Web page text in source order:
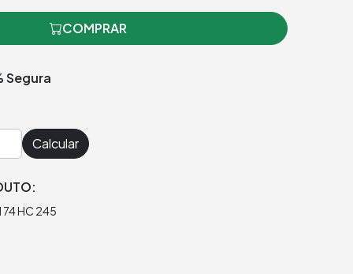
COMPRAR
Segura
Calcular
HC 245